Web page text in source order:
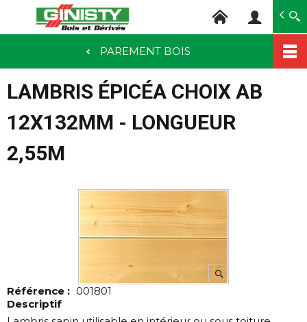
au
contenu
PAREMENT BOIS
LAMBRIS ÉPICÉA CHOIX AB
12X132MM - LONGUEUR
2,55M
Référence : 001801
Descriptif